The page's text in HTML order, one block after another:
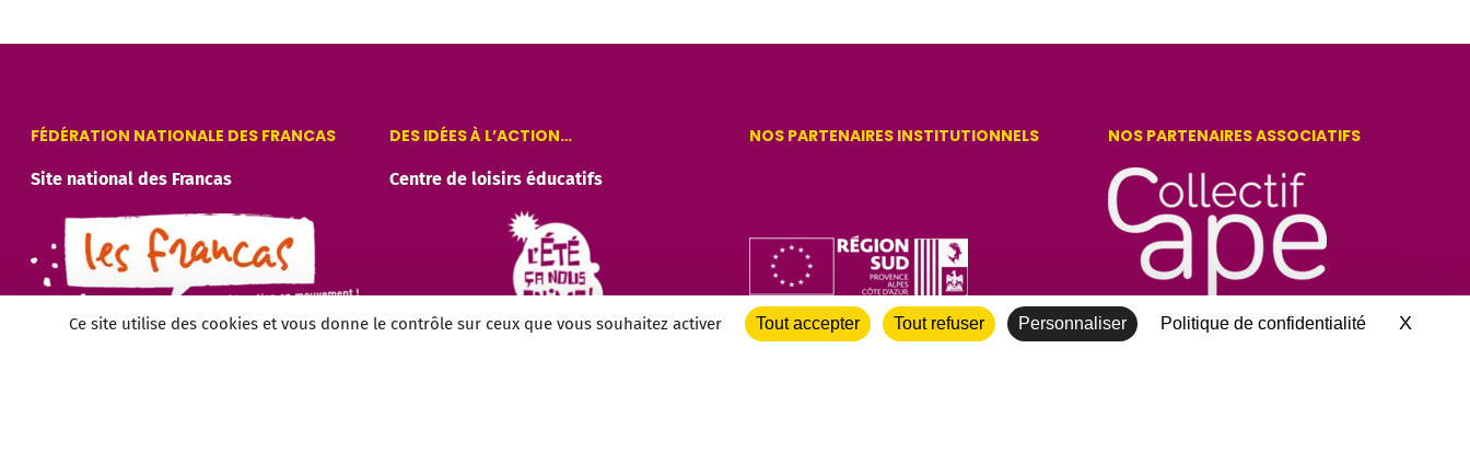
Ce site utilise des cookies et vous donne le contrôle sur ceux que vous souhaitez activer Tout accepter Tout refuser Personnaliser Politique de confidentialité X
FÉDÉRATION NATIONALE DES FRANCAS
Site national des Francas
DES IDÉES À L’ACTION…
Centre de loisirs éducatifs
NOS PARTENAIRES INSTITUTIONNELS NOS PARTENAIRES ASSOCIATIFS